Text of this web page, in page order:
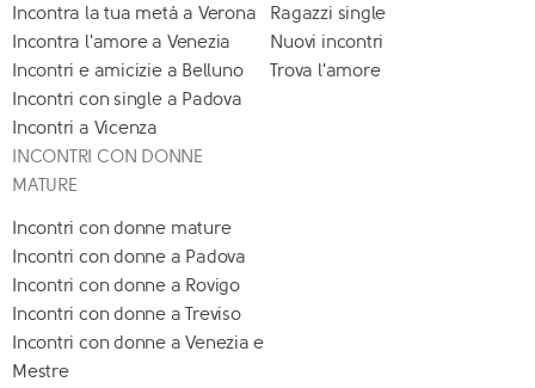
Incontra la tua metà a Verona
Incontra l'amore a Venezia
Incontri e amicizie a Belluno
Incontri con single a Padova
Incontri a Vicenza
Ragazzi single
Nuovi incontri
Trova l'amore
INCONTRI CON DONNE
MATURE
Incontri con donne mature
Incontri con donne a Padova
Incontri con donne a Rovigo
Incontri con donne a Treviso
Incontri con donne a Venezia e
Mestre